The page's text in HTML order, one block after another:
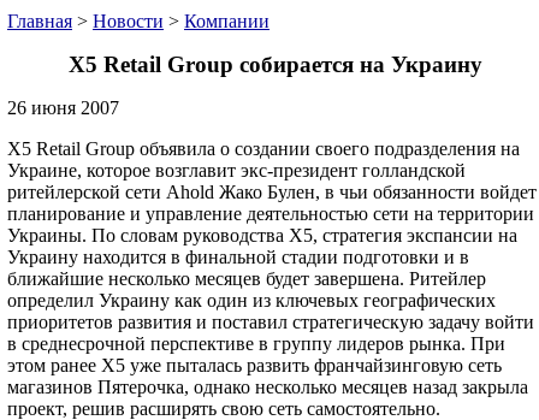
Главная > Новости > Компании
X5 Retail Group cобирается на Украину
26 июня 2007
X5 Retail Group объявила о создании своего подразделения на
Украине, которое возглавит экс-президент голландской
ритейлерской сети Ahold Жако Булен, в чьи обязанности войдет
планирование и управление деятельностью сети на территории
Украины. По словам руководства X5, стратегия экспансии на
Украину находится в финальной стадии подготовки и в
ближайшие несколько месяцев будет завершена. Ритейлер
определил Украину как один из ключевых географических
приоритетов развития и поставил стратегическую задачу войти
в среднесрочной перспективе в группу лидеров рынка. При
этом ранее X5 уже пыталась развить франчайзинговую сеть
магазинов Пятерочка, однако несколько месяцев назад закрыла
проект, решив расширять свою сеть самостоятельно.